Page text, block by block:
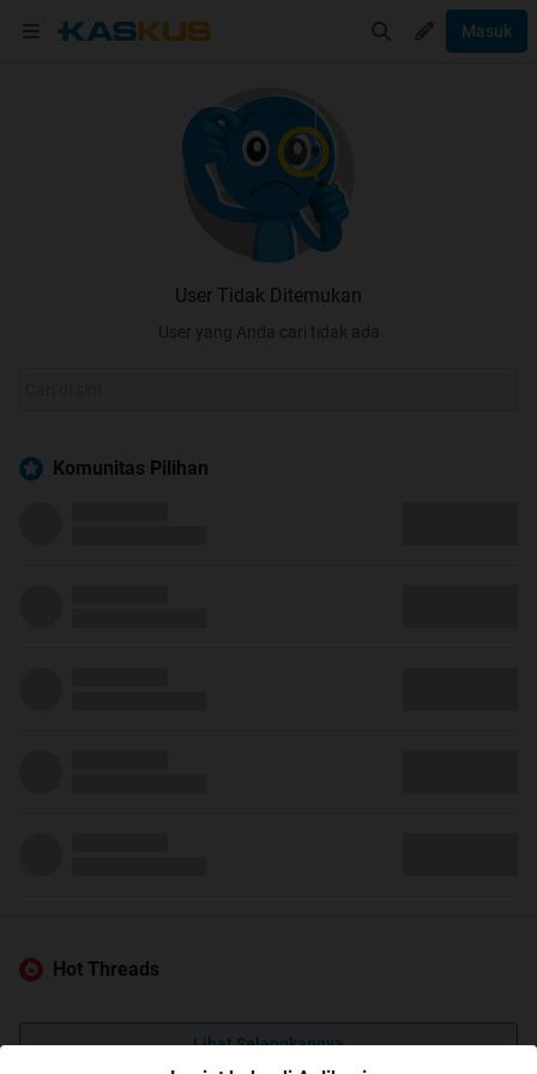
Masuk
User Tidak Ditemukan
User yang Anda cari tidak ada
Komunitas Pilihan
Hot Threads
Lihat Selengkapnya